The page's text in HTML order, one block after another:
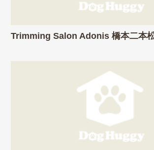
Trimming Salon Adonis 橋本二本